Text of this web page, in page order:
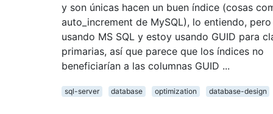
y son únicas hacen un buen índice (cosas
auto_increment de MySQL), lo entiendo,
usando MS SQL y estoy usando GUID para
primarias, así que parece que los índices no
beneficiarían a las columnas GUID ...
sql-server database optimization database-design